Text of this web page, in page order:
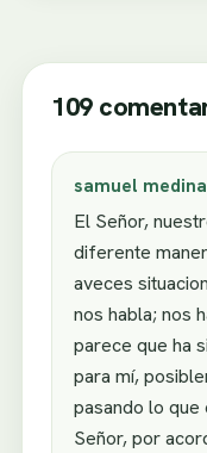
109
samuel
El Señor,
diferente
aveces
nos habla; nos
parece que ha
para mí,
pasando lo que
Señor, por